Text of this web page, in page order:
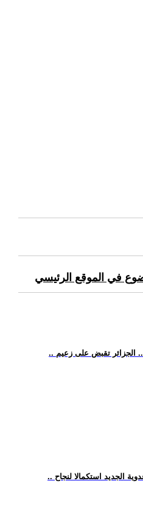
في الموقع الرئيسي
الجزائر تقبض على زعيم
الجديد استكمالا لنجاح